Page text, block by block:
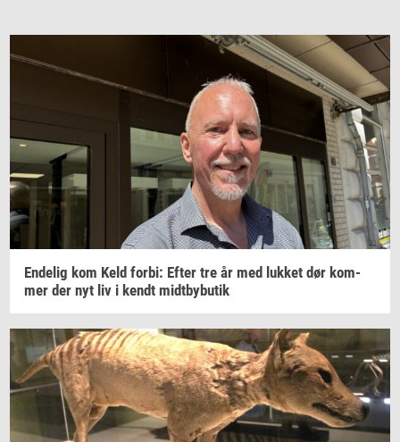
En­de­lig kom Keld forbi: Efter tre år med luk­ket dør kom­
mer der nyt liv i kendt midt­by­bu­tik